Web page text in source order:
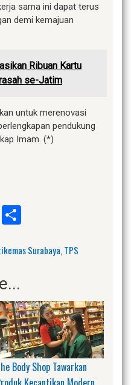
sama ini dapat terus
demi kemajuan
Ribuan Kartu
se-Jatim
untuk merenovasi
pendukung
Imam. (*)
Telegram
Surabaya,TPS
Body Shop Tawarkan